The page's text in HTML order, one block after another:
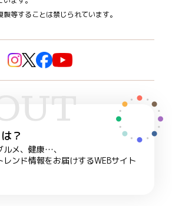
等することは禁じられています。
？
メ、健康…、
ンド情報をお届けするWEBサイト